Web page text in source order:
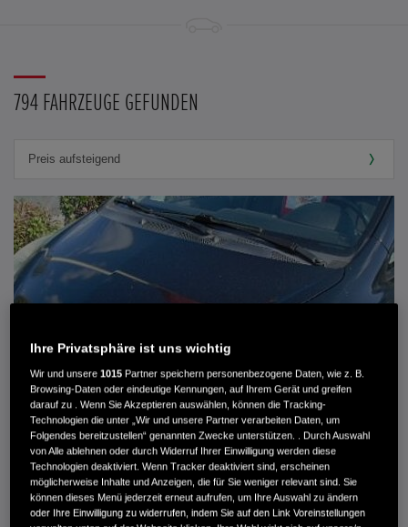
794 FAHRZEUGE GEFUNDEN
MWST. NICHT AUSWEISBAR
Ihre Privatsphäre ist uns wichtig
Wir und unsere1015 Partner speichern personenbezogene Daten, wie z. B.
Browsing-Daten oder eindeutige Kennungen, auf Ihrem Gerät und greifen
darauf zu . Wenn Sie Akzeptieren auswählen, können die Tracking-
Technologien die unter „Wir und unsere Partner verarbeiten Daten, um
Folgendes bereitzustellen“ genannten Zwecke unterstützen. . Durch Auswahl
von Alle ablehnen oder durch Widerruf Ihrer Einwilligung werden diese
Technologien deaktiviert. Wenn Tracker deaktiviert sind, erscheinen
möglicherweise Inhalte und Anzeigen, die für Sie weniger relevant sind. Sie
können dieses Menü jederzeit erneut aufrufen, um Ihre Auswahl zu ändern
oder Ihre Einwilligung zu widerrufen, indem Sie auf den Link Voreinstellungen